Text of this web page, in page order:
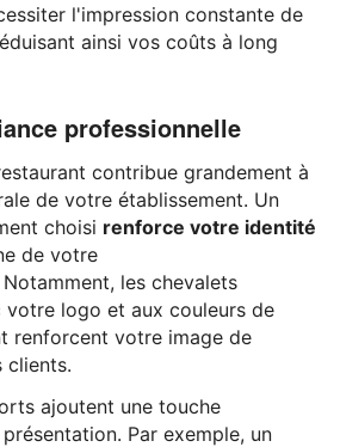
l'impression constante de
ainsi vos coûts à long
professionnelle
contribue grandement à
de votre établissement. Un
choisi renforce votre identité
de votre
les chevalets
votre logo et aux couleurs de
renforcent votre image de
clients.
ajoutent une touche
Par exemple, un